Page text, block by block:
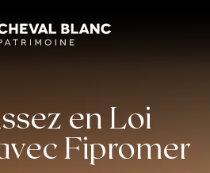
en Loi
Fipromer